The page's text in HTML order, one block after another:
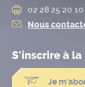
02 28 25 20 10
Nous
S'inscrire à la
Je